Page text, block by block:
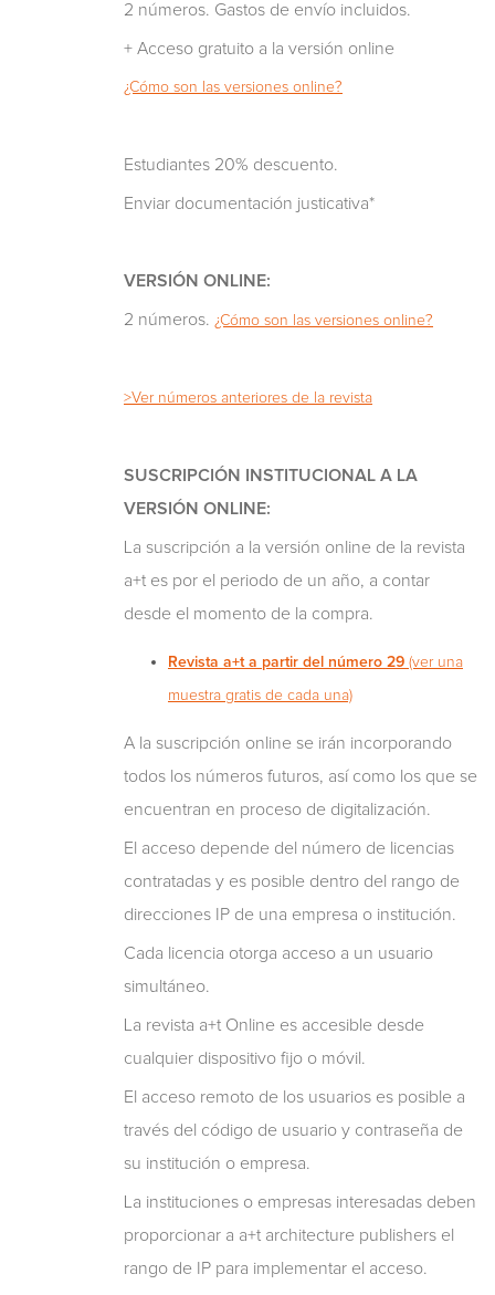
2 números. Gastos de envío incluidos.
+ Acceso gratuito a la versión online
¿Cómo son las versiones online?
Estudiantes 20% descuento.
Enviar documentación justicativa*
VERSIÓN ONLINE:
2 números. ¿Cómo son las versiones online?
>Ver números anteriores de la revista
SUSCRIPCIÓN INSTITUCIONAL A LA
VERSIÓN ONLINE:
La suscripción a la versión online de la revista
a+t es por el periodo de un año, a contar
desde el momento de la compra.
Revista a+t a partir del número 29 (ver una
muestra gratis de cada una)
A la suscripción online se irán incorporando
todos los números futuros, así como los que se
encuentran en proceso de digitalización.
El acceso depende del número de licencias
contratadas y es posible dentro del rango de
direcciones IP de una empresa o institución.
Cada licencia otorga acceso a un usuario
simultáneo.
La revista a+t Online es accesible desde
cualquier dispositivo fijo o móvil.
El acceso remoto de los usuarios es posible a
través del código de usuario y contraseña de
su institución o empresa.
La instituciones o empresas interesadas deben
proporcionar a a+t architecture publishers el
rango de IP para implementar el acceso.